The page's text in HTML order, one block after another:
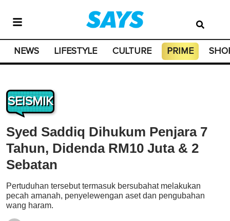
NEWS LIFESTYLE CULTURE PRIME
SEISMIK
Syed Saddiq Dihukum Penjara 7
Tahun, Didenda RM10 Juta & 2
Sebatan
Pertuduhan tersebut termasuk bersubahat melakukan
pecah amanah, penyelewengan aset dan pengubahan
wang haram.